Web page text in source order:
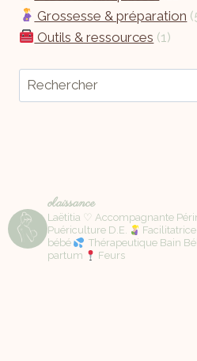
Grossesse & préparation
Outils & ressources (1)
olaissance
Laëtitia ♡ Accompagnante
Puériculture D.E.
bébé
Thérapeutique Bain
partum
Feurs